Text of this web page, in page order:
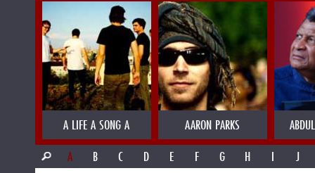
A LIFE A SONG A AARON PARKS
A
B C D E F G H I J